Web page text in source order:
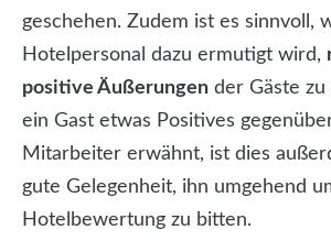
geschehen. Zudem ist es sinnvoll,
Hotelpersonal dazu ermutigt wird,
positive Äußerungen der Gäste
ein Gast etwas Positives
Mitarbeiter erwähnt, ist dies
gute Gelegenheit, ihn umgehend
Hotelbewertung zu bitten.